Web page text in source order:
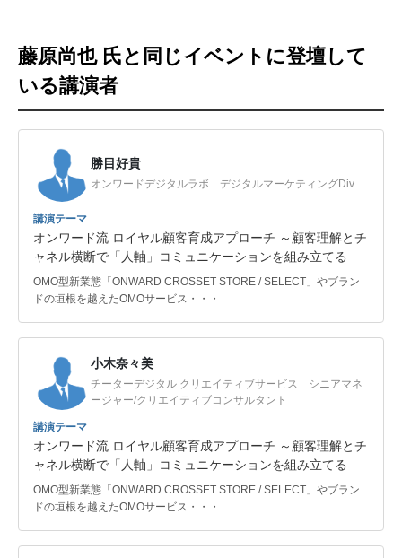
藤原尚也 氏と同じイベントに登壇して
いる講演者
勝目好貴
オンワードデジタルラボ デジタルマーケティングDiv.
講演テーマ
オンワード流 ロイヤル顧客育成アプローチ ～顧客理解とチ
ャネル横断で「人軸」コミュニケーションを組み立てる
OMO型新業態「ONWARD CROSSET STORE / SELECT」やブラン
ドの垣根を越えたOMOサービス・・・
小木奈々美
チーターデジタル クリエイティブサービス シニアマネ
ージャー/クリエイティブコンサルタント
講演テーマ
オンワード流 ロイヤル顧客育成アプローチ ～顧客理解とチ
ャネル横断で「人軸」コミュニケーションを組み立てる
OMO型新業態「ONWARD CROSSET STORE / SELECT」やブラン
ドの垣根を越えたOMOサービス・・・